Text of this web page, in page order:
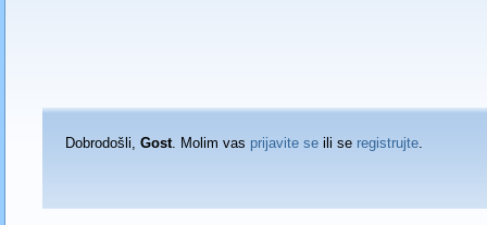
Dobrodošli, Gost. Molim vas prijavite seili se registrujte.